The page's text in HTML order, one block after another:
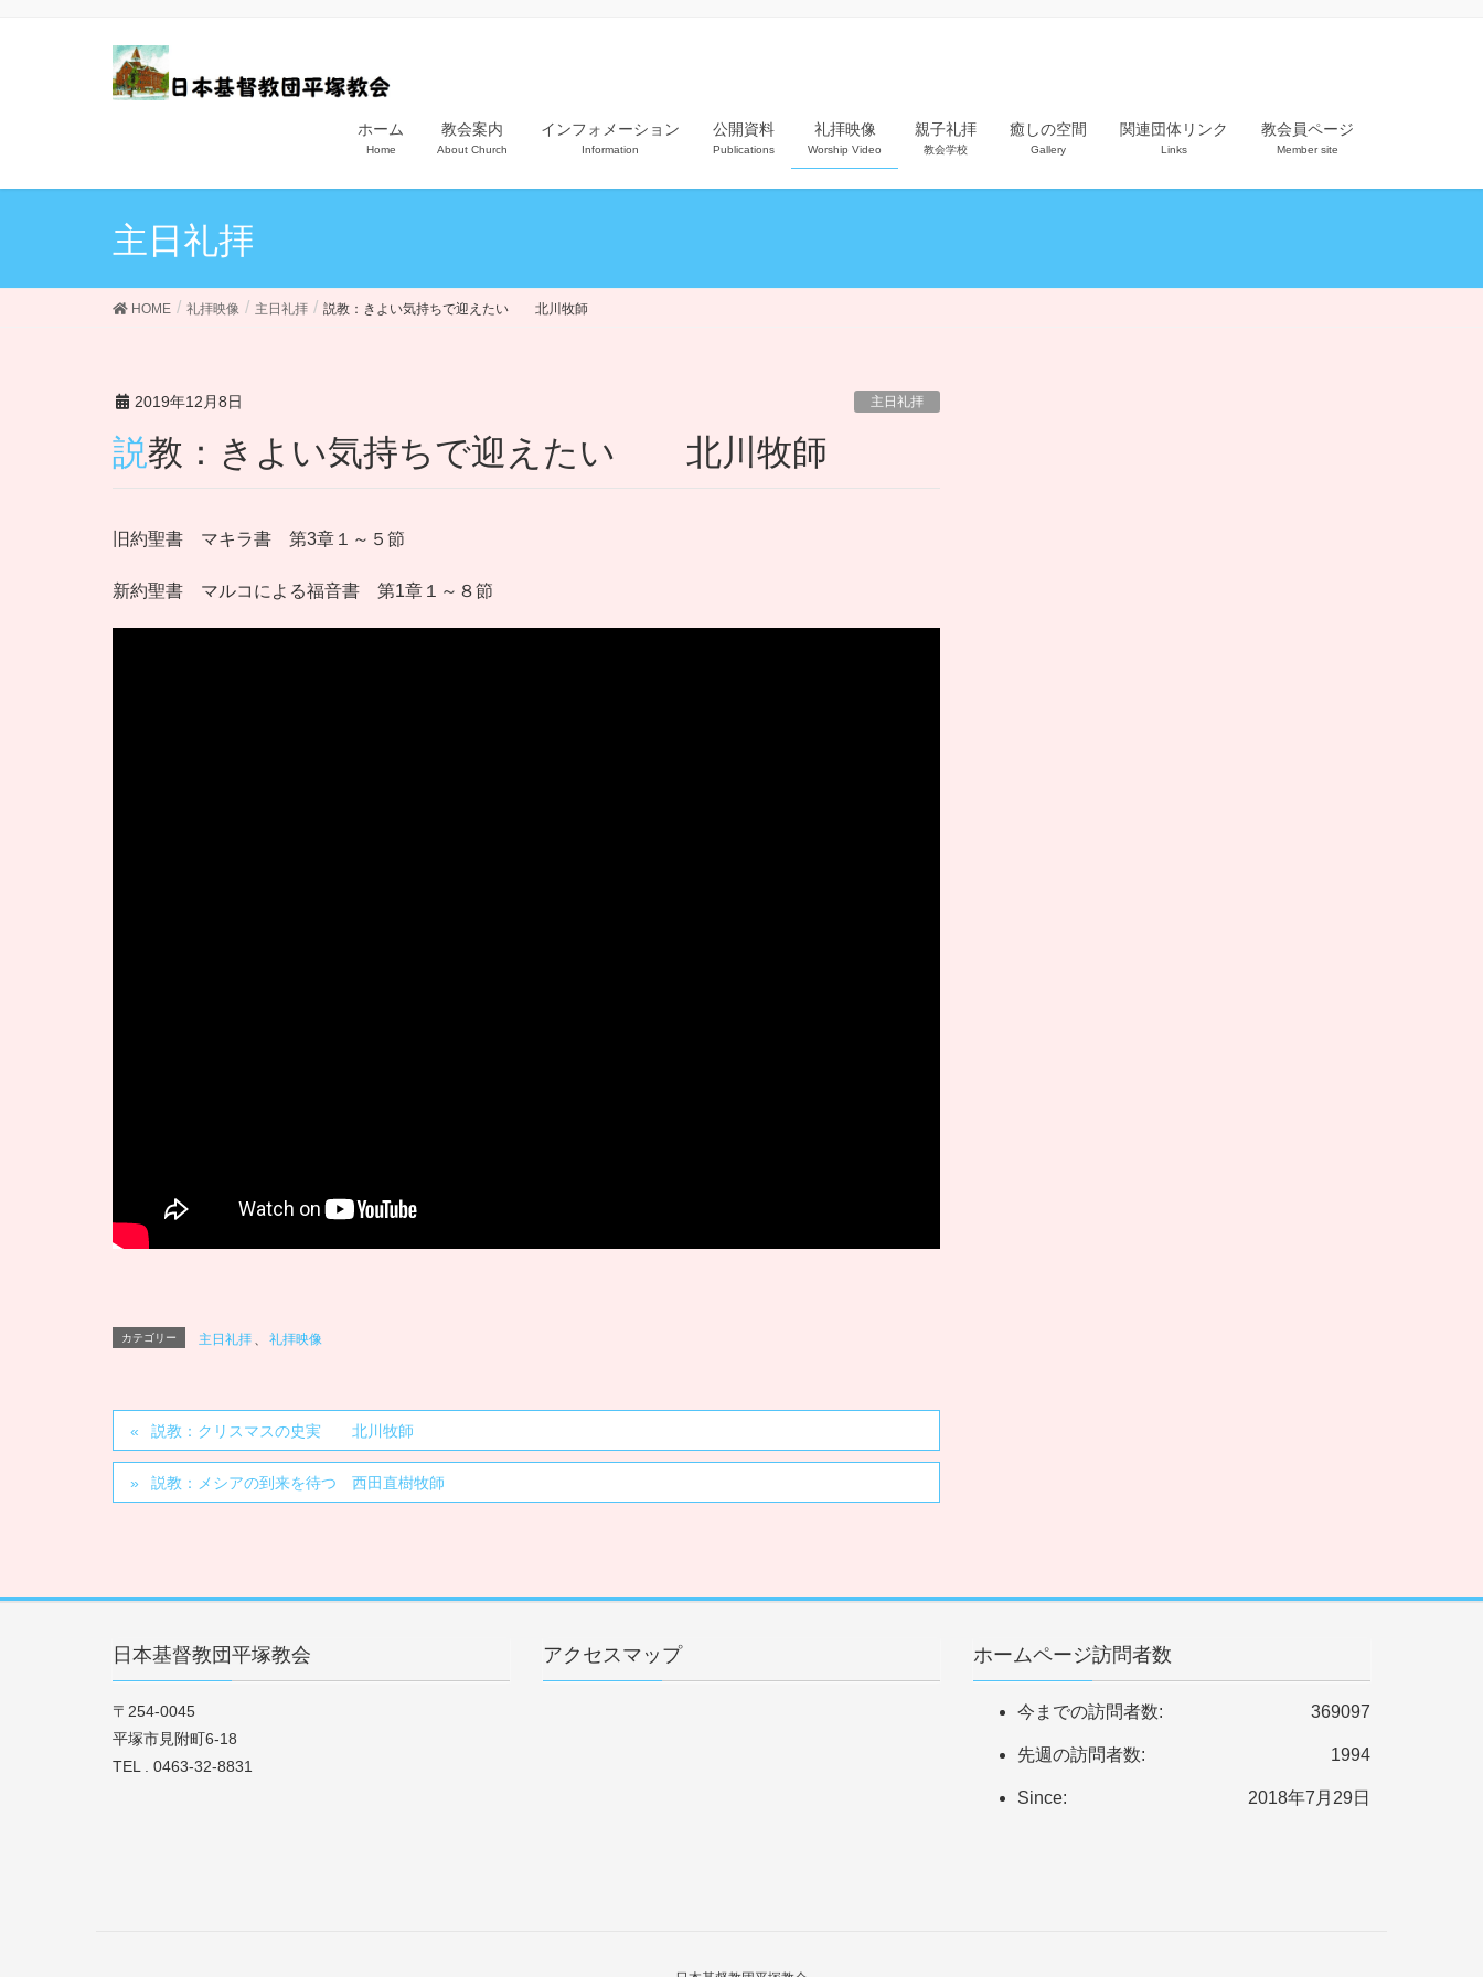
ホーム
Home
教会案内
About Church
インフォメーション
Information
公開資料
Publications
礼拝映像
Worship Video
親子礼拝
教会学校
癒しの空間
Gallery
関連団体リンク
Links
教会員ページ
Member site
主日礼拝
HOME 礼拝映像 主日礼拝 説教：きよい気持ちで迎えたい 北川牧師
2019年12月8日 主日礼拝
説教：きよい気持ちで迎えたい 北川牧師
旧約聖書 マキラ書 第3章１～５節
新約聖書 マルコによる福音書 第1章１～８節
カテゴリー 主日礼拝 、 礼拝映像
説教：クリスマスの史実 北川牧師
説教：メシアの到来を待つ 西田直樹牧師
日本基督教団平塚教会
〒254-0045
平塚市見附町6-18
TEL . 0463-32-8831
アクセスマップ ホームページ訪問者数
369097
今までの訪問者数:
1994
先週の訪問者数:
2018年7月29日
Since: